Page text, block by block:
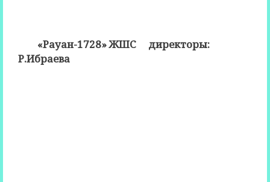
«Рауан-1728» ЖШС директоры:
Р.Ибраева